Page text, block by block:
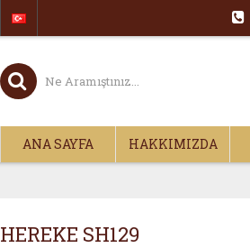
ANA SAYFA HAKKIMIZDA
HEREKE SH129